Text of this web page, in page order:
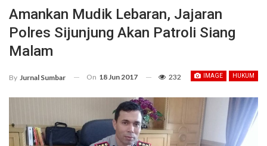
Amankan Mudik Lebaran, Jajaran
Polres Sijunjung Akan Patroli Siang
Malam
IMAGE HUKUM
By Jurnal Sumbar On 18 Jun 2017 232